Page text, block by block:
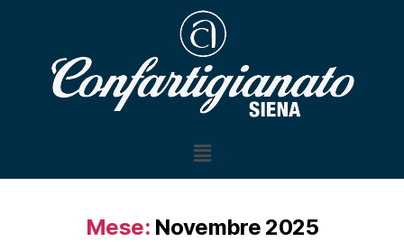
Mese: Novembre 2025